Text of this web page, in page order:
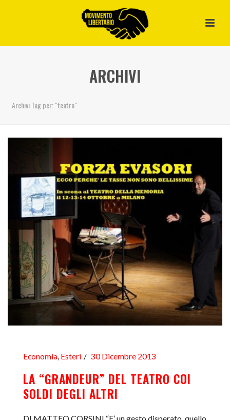
ARCHIVI
Archivi Tag per: "teatro"
Economia, Esteri 30 Dicembre 2013
LA “GRANDEUR” DEL TEATRO COI
SOLDI DEGLI ALTRI